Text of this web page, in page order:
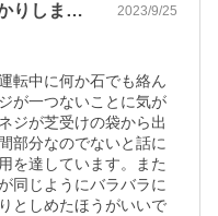
他社のを基準に買ったらがっかりしました 2023/9/25
転中に何か石でも絡ん
が一つないことに気が
ジが芝受けの袋から出
部分なのでないと話に
を達しています。また
同じようにバラバラに
としめたほうがいいで